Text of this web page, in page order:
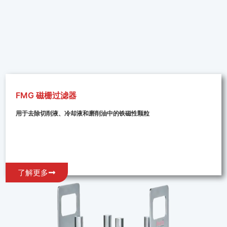
FMG 磁栅过滤器
用于去除切削液、冷却液和磨削油中的铁磁性颗粒
了解更多